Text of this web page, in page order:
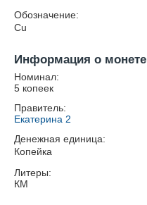
Обозначение:
Cu
Информация о монете
Номинал:
5 копеек
Правитель:
Екатерина 2
Денежная единица:
Копейка
Литеры:
КМ